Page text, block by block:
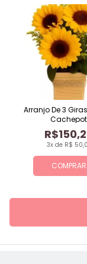
COMPRAR
3x de R$
Arranjo De 3
Cachepot